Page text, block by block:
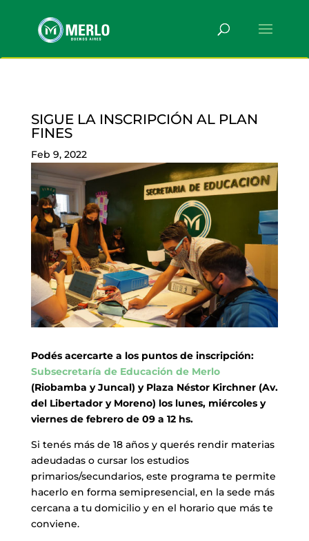
SIGUE LA INSCRIPCIÓN AL PLAN
FINES
Feb 9, 2022
Podés acercarte a los puntos de inscripción:
Subsecretaría de Educación de Merlo
(Riobamba y Juncal) y Plaza Néstor Kirchner (Av.
del Libertador y Moreno) los lunes, miércoles y
viernes de febrero de 09 a 12 hs.
Si tenés más de 18 años y querés rendir materias
adeudadas o cursar los estudios
primarios/secundarios, este programa te permite
hacerlo en forma semipresencial, en la sede más
cercana a tu domicilio y en el horario que más te
conviene.